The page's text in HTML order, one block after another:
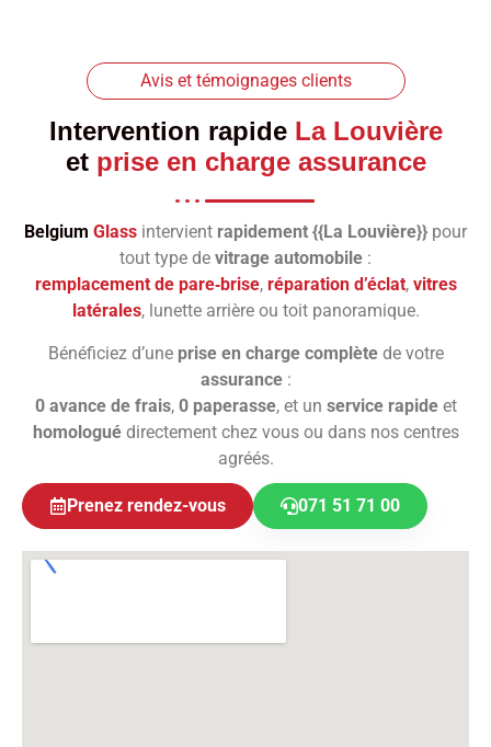
Avis et témoignages clients
Intervention rapide La Louvière
et prise en charge assurance
Belgium Glass intervient rapidement {{La Louvière}} pour
tout type de vitrage automobile :
remplacement de pare‑brise, réparation d’éclat, vitres
latérales, lunette arrière ou toit panoramique.
Bénéficiez d’une prise en charge complètede votre
assurance:
0 avance de frais, 0 paperasse, et un service rapideet
homologuédirectement chez vous ou dans nos centres
agréés.
Prenez rendez-vous 071 51 71 00